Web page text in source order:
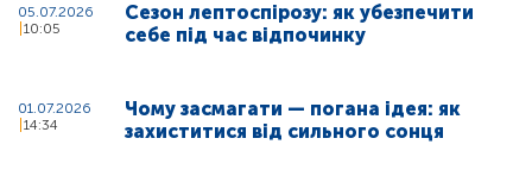
05.07.2026
10:05
Сезон лептоспірозу: як убезпечити
себе під час відпочинку
01.07.2026
14:34
Чому засмагати — погана ідея: як
захиститися від сильного сонця